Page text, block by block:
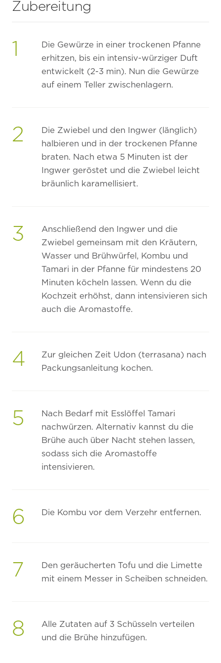
Zubereitung
1
Die Gewürze in einer trockenen Pfanne
erhitzen, bis ein intensiv-würziger Duft
entwickelt (2-3 min). Nun die Gewürze
auf einem Teller zwischenlagern.
2
Die Zwiebel und den Ingwer (länglich)
halbieren und in der trockenen Pfanne
braten. Nach etwa 5 Minuten ist der
Ingwer geröstet und die Zwiebel leicht
bräunlich karamellisiert.
3
Anschließend den Ingwer und die
Zwiebel gemeinsam mit den Kräutern,
Wasser und Brühwürfel, Kombu und
Tamari in der Pfanne für mindestens 20
Minuten köcheln lassen. Wenn du die
Kochzeit erhöhst, dann intensivieren sich
auch die Aromastoffe.
4
Zur gleichen Zeit Udon (terrasana) nach
Packungsanleitung kochen.
5
Nach Bedarf mit Esslöffel Tamari
nachwürzen. Alternativ kannst du die
Brühe auch über Nacht stehen lassen,
sodass sich die Aromastoffe
intensivieren.
6 Die Kombu vor dem Verzehr entfernen.
7
Den geräucherten Tofu und die Limette
mit einem Messer in Scheiben schneiden.
8
Alle Zutaten auf 3 Schüsseln verteilen
und die Brühe hinzufügen.